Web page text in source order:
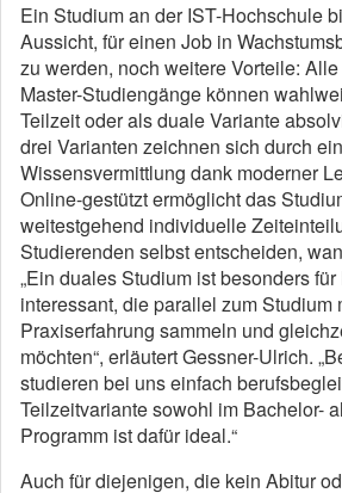
Ein Studium an der IST-Hochschule
Aussicht, für einen Job in
zu werden, noch weitere Vorteile:
Master-Studiengänge können
Teilzeit oder als duale Variante
drei Varianten zeichnen sich durch
Wissensvermittlung dank moderner
Online-gestützt ermöglicht das
weitestgehend individuelle
Studierenden selbst entscheiden,
„Ein duales Studium ist besonders
interessant, die parallel zum Studium
Praxiserfahrung sammeln und
möchten“, erläutert Gessner-Ulrich.
studieren bei uns einfach
Teilzeitvariante sowohl im Bachelor-
Programm ist dafür ideal.“
Auch für diejenigen, die kein Abitur